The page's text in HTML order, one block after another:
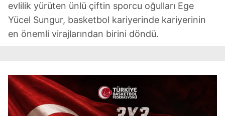
evlilik yürüten ünlü çiftin sporcu oğulları Ege
Yücel Sungur, basketbol kariyerinde kariyerinin
en önemli virajlarından birini döndü.